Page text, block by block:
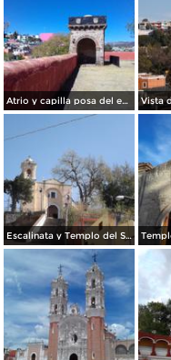
Atrio y capilla posa del ex-convento franciscano del siglo XVI. Febrero/2018
Escalinata y Templo del Señor del Vecino. Diciembre/2017